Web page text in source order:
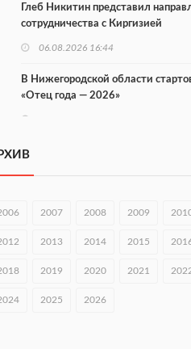
Глеб Никитин представил
сотрудничества с Киргизией
06.08.2026 16:44
В Нижегородской области
«Отец года — 2026»
Городец подписал соглашения с
вырос в 1,9 раза
В Нижнем Новгороде открыли
2007 2008 2009
2013 2014 2015
2019 2020 2021
2025 2026